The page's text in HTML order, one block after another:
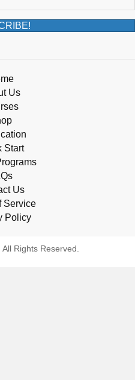
Us
Start
Us
Service
Policy
Rights Reserved.